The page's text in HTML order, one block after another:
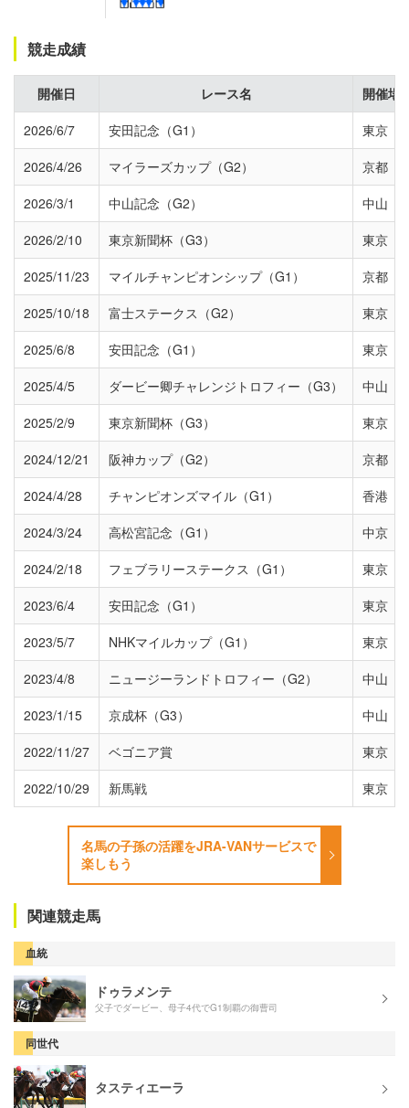
競走成績
開催日 レース名
開催場
2026/6/7
安田記念（G1）
東京
2026/4/26
マイラーズカップ（G2）
京都
2026/3/1
中山記念（G2）
中山
2026/2/10
東京新聞杯（G3）
東京
2025/11/23
マイルチャンピオンシップ（G1）
京都
2025/10/18
富士ステークス（G2）
東京
2025/6/8
安田記念（G1）
東京
2025/4/5
ダービー卿チャレンジトロフィー（G3）
中山
2025/2/9
東京新聞杯（G3）
東京
2024/12/21
阪神カップ（G2）
京都
2024/4/28
チャンピオンズマイル（G1）
香港
2024/3/24
高松宮記念（G1）
中京
2024/2/18
フェブラリーステークス（G1）
東京
2023/6/4
安田記念（G1）
東京
2023/5/7
NHKマイルカップ（G1）
東京
2023/4/8
ニュージーランドトロフィー（G2）
中山
2023/1/15
京成杯（G3）
中山
2022/11/27
ベゴニア賞
東京
2022/10/29
新馬戦 東京
名馬の子孫の活躍をJRA-VANサービスで
楽しもう
関連競走馬
血統
ドゥラメンテ
父子でダービー、母子4代でG1制覇の御曹司
同世代
タスティエーラ